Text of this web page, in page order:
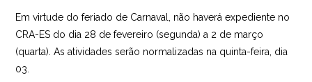
post:
Em virtude do feriado de Carnaval, não haverá expediente no
CRA-ES do dia 28 de fevereiro (segunda) a 2 de março
(quarta). As atividades serão normalizadas na quinta-feira, dia
03.